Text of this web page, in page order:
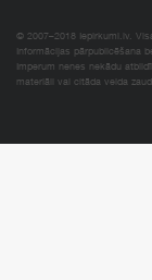
© 2007–2018 Iepirkumi.lv.
Informācijas pārpublicēšana
Imperum nenes nekādu
materiāli vai citāda veida